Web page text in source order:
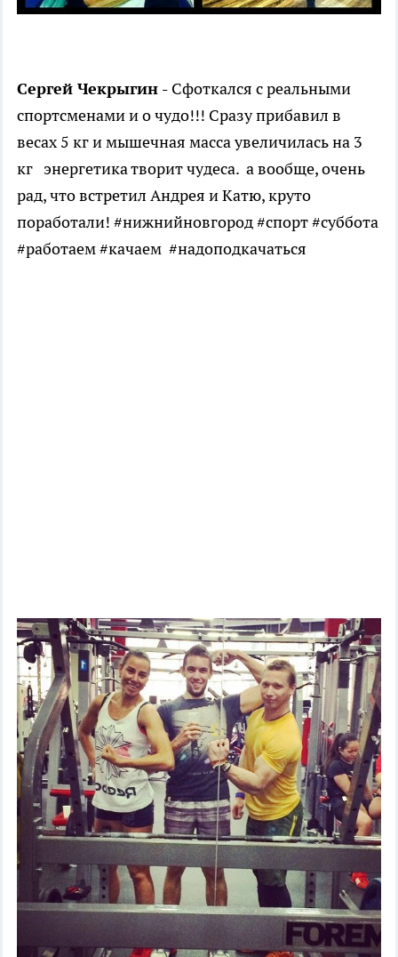
Сергей Чекрыгин - Сфоткался с реальными
спортсменами и о чудо!!! Сразу прибавил в
весах 5 кг и мышечная масса увеличилась на 3
кг энергетика творит чудеса. а вообще, очень
рад, что встретил Андрея и Катю, круто
поработали! #нижнийновгород #спорт #суббота
#работаем #качаем #надоподкачаться